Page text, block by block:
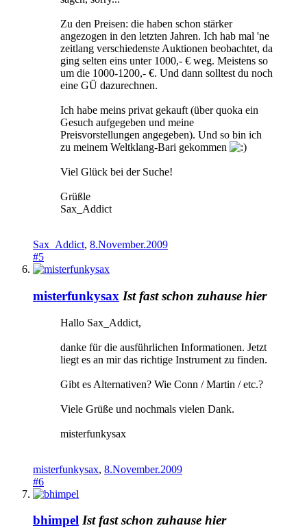
Zu den Preisen: die haben schon stärker
angezogen in den letzten Jahren. Ich hab mal 'ne
zeitlang verschiedenste Auktionen beobachtet, da
ging selten eins unter 1000,- € weg. Meistens so
um die 1000-1200,- €. Und dann solltest du noch
eine GÜ dazurechnen.
Ich habe meins privat gekauft (über quoka ein
Gesuch aufgegeben und meine
Preisvorstellungen angegeben). Und so bin ich
zu meinem Weltklang-Bari gekommen
Viel Glück bei der Suche!
Grüßle
Sax_Addict
Sax_Addict, 8.November.2009
#5
misterfunkysax Ist fast schon zuhause hier
Hallo Sax_Addict,
danke für die ausführlichen Informationen. Jetzt
liegt es an mir das richtige Instrument zu finden.
Gibt es Alternativen? Wie Conn / Martin / etc.?
Viele Grüße und nochmals vielen Dank.
misterfunkysax
misterfunkysax, 8.November.2009
#6
bhimpel Ist fast schon zuhause hier